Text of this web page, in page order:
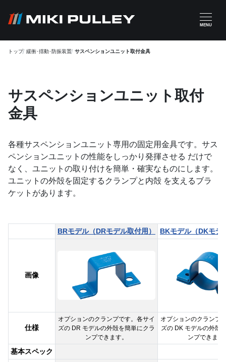
MENU
トップ 緩衝･揺動･防振装置 サスペンションユニット取付金具
サスペンションユニット取付
金具
各種サスペンションユニット専用の固定用金具です。サス
ペンションユニットの性能をしっかり発揮させる だけで
なく、ユニットの取り付けを簡単・確実なものにします。
ユニットの外殻を固定するクランプと内殻 を支えるブラ
ケットがあります。
BRモデル（DRモデル取付用） BKモデル（DKモデ
画像
仕様
オプションのクランプです。各サイ
ズの DR モデルの外殻を簡単にクラ
ンプできます。
オプションのクランプ
ズの DK モデルの外殻
ンプできます
基本スペック